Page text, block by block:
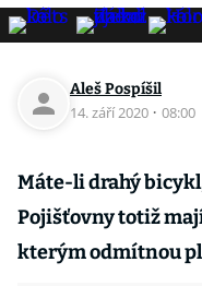
Aleš Pospíšil
14. září 2020 · 08:00
Máte-li drahý
Pojišťovny totiž
kterým odmítnou